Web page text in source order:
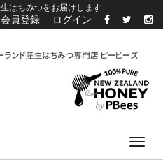
はちみつをお届けします
会員登録 ログイン